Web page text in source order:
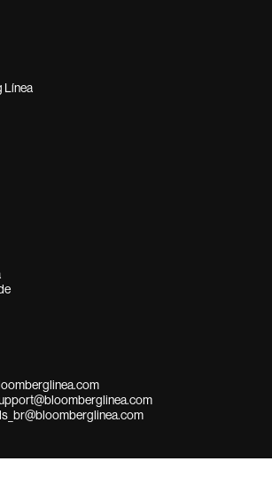
Línea